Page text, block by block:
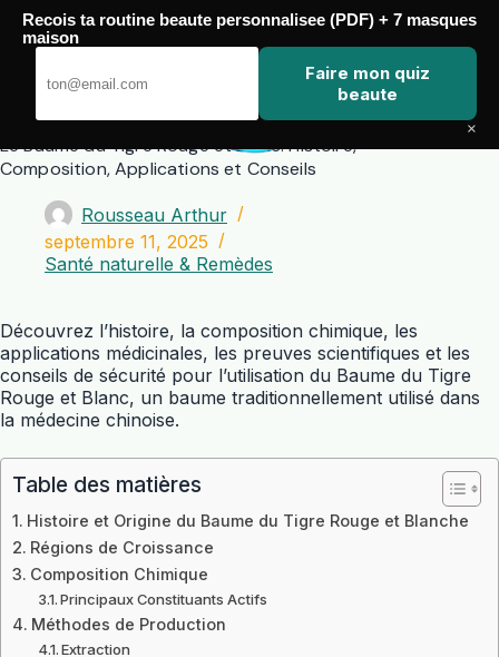
Passer
contenu
Le Baume du Tigre Rouge et Blanc: Histoire,
Composition, Applications et Conseils
Rousseau Arthur
septembre 11, 2025
Santé naturelle & Remèdes
Découvrez l’histoire, la composition chimique, les
applications médicinales, les preuves scientifiques et les
conseils de sécurité pour l’utilisation du Baume du Tigre
Rouge et Blanc, un baume traditionnellement utilisé dans
la médecine chinoise.
Table des matières
Histoire et Origine du Baume du Tigre Rouge et Blanche
Régions de Croissance
Composition Chimique
Principaux Constituants Actifs
Méthodes de Production
Extraction
Recois ta routine beaute personnalisee (PDF) + 7 masques
maison
Faire mon quiz
beaute
×